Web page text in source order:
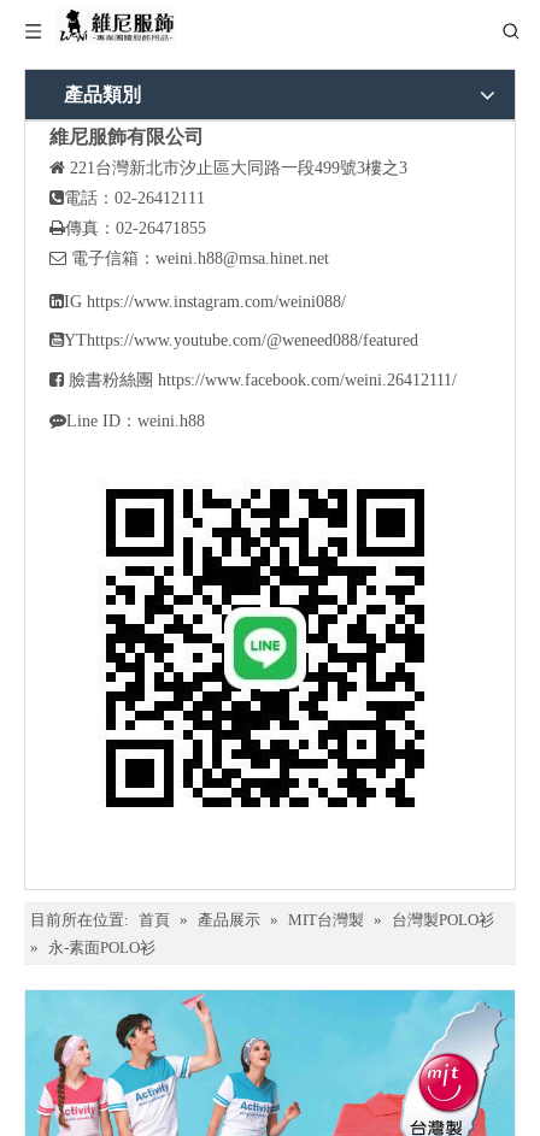
產品類別
維尼服飾有限公司
 221台灣新北市汐止區大同路一段499號3樓之3
電話：02-26412111
傳真：02-26471855
 電子信箱： weini.h88@msa.hinet.net
IG https://www.instagram.com/weini088/
YThttps://www.youtube.com/@weneed088/featured
 臉書粉絲團 https://www.facebook.com/weini.26412111/
Line ID：weini.h88
目前所在位置: 首頁 » 產品展示 » MIT台灣製 »
台灣製POLO衫
» 永-素面POLO衫